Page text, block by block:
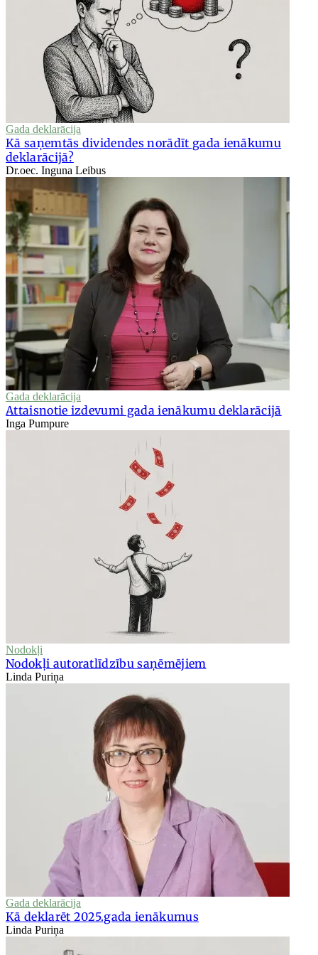
Gada deklarācija
Kā saņemtās dividendes norādīt gada ienākumu
deklarācijā?
Dr.oec. Inguna Leibus
Gada deklarācija
Attaisnotie izdevumi gada ienākumu deklarācijā
Inga Pumpure
Nodokļi
Nodokļi autoratlīdzību saņēmējiem
Linda Puriņa
Gada deklarācija
Kā deklarēt 2025.gada ienākumus
Linda Puriņa